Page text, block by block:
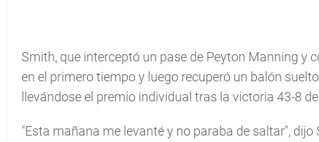
Smith, que interceptó un pase de Peyton Manning y
en el primero tiempo y luego recuperó un balón
llevándose el premio individual tras la victoria 43-8
"Esta mañana me levanté y no paraba de saltar",